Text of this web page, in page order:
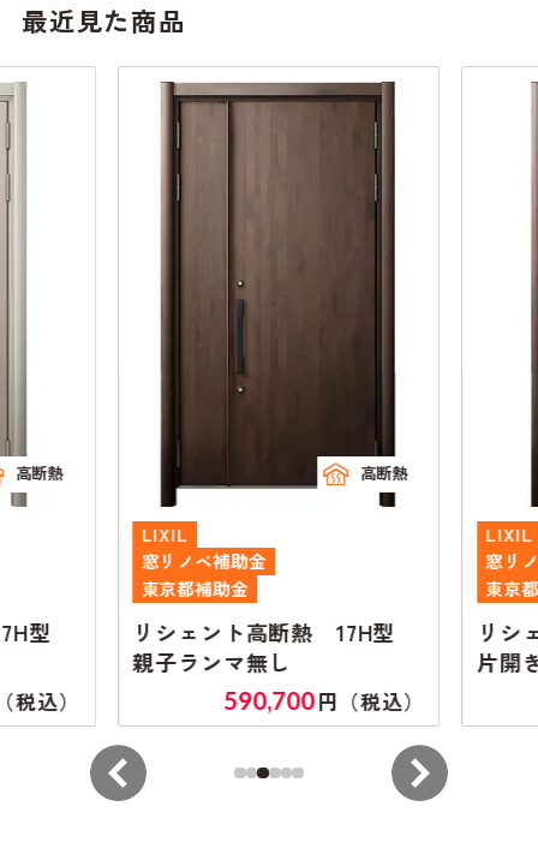
最近見た商品
高断熱
型
込）
高断熱
LIXIL
窓リノベ補助金
東京都補助金
リシェント高断熱 17H型
親子ランマ無し
590,700円（税込）
LIXIL
窓リ
東京
リシ
片開